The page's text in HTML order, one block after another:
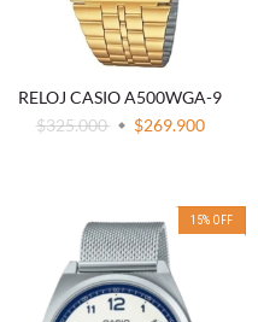
RELOJ CASIO A500WGA-9
$325.000
$269.900
15% OFF